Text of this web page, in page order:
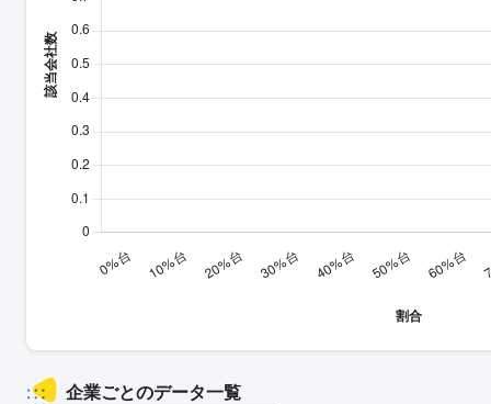
企業ごとのデータ一覧